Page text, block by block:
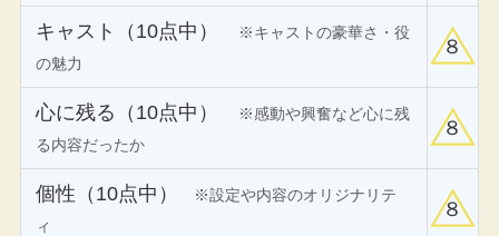
キャスト（10点中）
※キャストの豪華さ・役
の魅力
８
心に残る（10点中）
※感動や興奮など心に残
る内容だったか
８
個性（10点中）
※設定や内容のオリジナリテ
ィ
８